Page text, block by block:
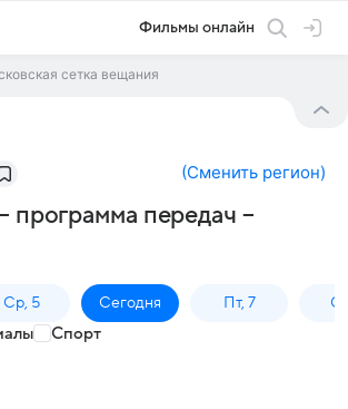
Фильмы онлайн
сетка вещания
(Сменить регион)
программа передач –
Ср, 5 Сегодня Пт, 7
Спорт